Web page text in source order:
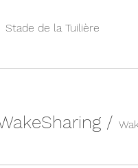
Stade de la Tuilière
/